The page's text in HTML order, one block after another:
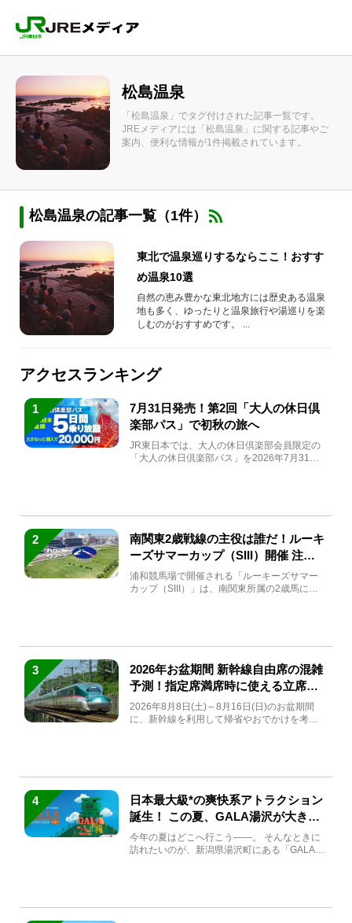
松島温泉
「松島温泉」でタグ付けされた記事一覧です。
JREメディアには「松島温泉」に関する記事やご
案内、便利な情報が1件掲載されています。
松島温泉の記事一覧（1件）
東北で温泉巡りするならここ！おすす
め温泉10選
自然の恵み豊かな東北地方には歴史ある温泉
地も多く、ゆったりと温泉旅行や湯巡りを楽
しむのがおすすめです。 ...
アクセスランキング
1
7月31日発売！第2回「大人の休日倶
楽部パス」で初秋の旅へ
JR東日本では、大人の休日倶楽部会員限定の
「大人の休日倶楽部パス」を2026年7月31日
2
南関東2歳戦線の主役は誰だ！ルーキ
ーズサマーカップ（SIII）開催 注目
馬と見どころをチェック
浦和競馬場で開催される「ルーキーズサマー
カップ（SIII）」は、南関東所属の2歳馬によ
3
2026年お盆期間 新幹線自由席の混雑
予測！指定席満席時に使える立席特
急券も解説
2026年8月8日(土)～8月16日(日)のお盆期間
に、新幹線を利用して帰省やおでかけを考え
4
日本最大級*の爽快系アトラクション
誕生！ この夏、GALA湯沢が大きく
生まれ変わる
今年の夏はどこへ行こう――。 そんなときに
訪れたいのが、新潟県湯沢町にある「GALA湯